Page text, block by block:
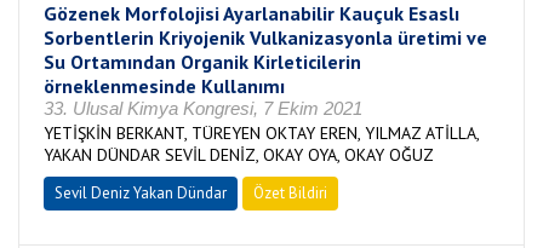
Gözenek Morfolojisi Ayarlanabilir Kauçuk Esaslı
Sorbentlerin Kriyojenik Vulkanizasyonla üretimi ve
Su Ortamından Organik Kirleticilerin
örneklenmesinde Kullanımı
33. Ulusal Kimya Kongresi, 7 Ekim 2021
YETİŞKİN BERKANT, TÜREYEN OKTAY EREN, YILMAZ ATİLLA,
YAKAN DÜNDAR SEVİL DENİZ, OKAY OYA, OKAY OĞUZ
Sevil Deniz Yakan Dündar Özet Bildiri